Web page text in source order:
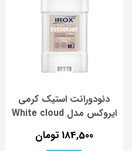
دئودورانت استیک کرمی
ایروکس مدل White cloud
184,500 تومان